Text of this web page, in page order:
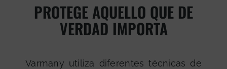
PROTEGE AQUELLO QUE DE
VERDAD IMPORTA
Varmany utiliza diferentes técnicas de